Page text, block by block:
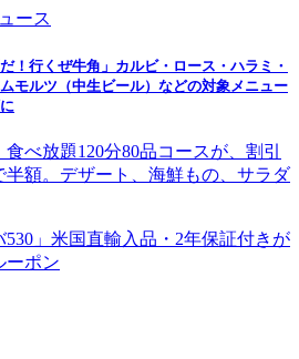
ース
！行くぜ牛角」カルビ・ロース・ハラミ・
モルツ（中生ビール）などの対象メニュー
べ放題120分80品コースが、割引
額。デザート、海鮮もの、サラダ
」米国直輸入品・2年保証付きが
ーポン